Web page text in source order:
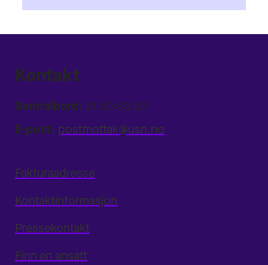
Kontakt
Sentralbord: 31 00 80 00
E-post: postmottak@usn.no
Fakturaadresse
Kontaktinformasjon
Pressekontakt
Finn en ansatt